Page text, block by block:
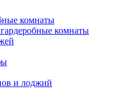
комнаты
комнаты
и лоджий